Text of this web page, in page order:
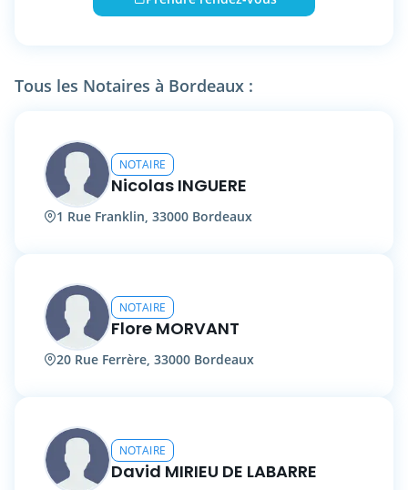
les besoins.
Maître AIELLO place la confiance, la clarté et
Tous les Notaires à Bordeaux :
NOTAIRE
Nicolas INGUERE
1 Rue Franklin, 33000 Bordeaux
NOTAIRE
Flore MORVANT
20 Rue Ferrère, 33000 Bordeaux
NOTAIRE
David MIRIEU DE LABARRE